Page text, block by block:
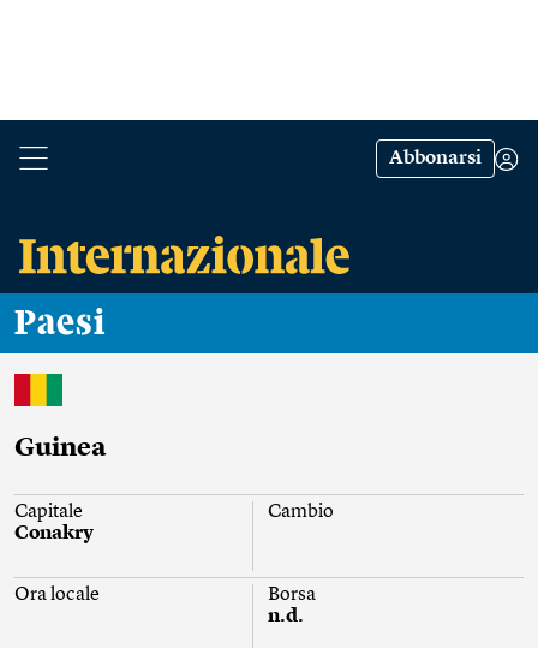
Abbonarsi
Paesi
Guinea
Capitale
Conakry
Cambio
Ora locale
Borsa
n.d.